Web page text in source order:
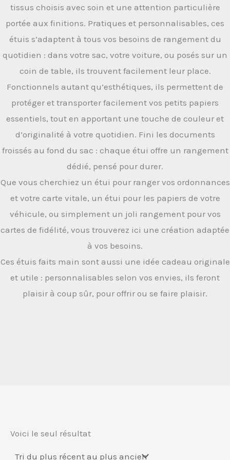
tissus choisis avec soin et une attention particulière
portée aux finitions. Pratiques et personnalisables, ces
étuis s’adaptent à tous vos besoins de rangement du
quotidien : dans votre sac, votre voiture, ou posés sur un
coin de table, ils trouvent facilement leur place.
Fonctionnels autant qu’esthétiques, ils permettent de
protéger et transporter facilement vos petits papiers
essentiels, tout en apportant une touche de couleur et
d’originalité à votre quotidien. Fini les documents
froissés au fond du sac : chaque étui offre un rangement
dédié, pensé pour durer.
Que vous cherchiez un étui pour ranger vos ordonnances
et votre carte vitale, un étui pour les papiers de votre
véhicule, ou simplement un joli rangement pour vos
cartes de fidélité, vous trouverez ici une création adaptée
à vos besoins.
Ces étuis faits main sont aussi une idée cadeau originale
et utile : personnalisables selon vos envies, ils feront
plaisir à coup sûr, pour offrir ou se faire plaisir.
Voici le seul résultat